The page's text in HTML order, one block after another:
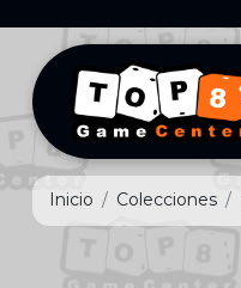
Inicio Colecciones